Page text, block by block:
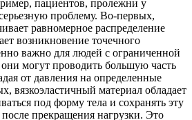
пациентов, пролежни у
проблему. Во-первых,
равномерное распределение
возникновение точечного
важно для людей с ограниченной
могут проводить большую часть
от давления на определенные
вязкоэластичный материал обладает
под форму тела и сохранять эту
прекращения нагрузки. Это